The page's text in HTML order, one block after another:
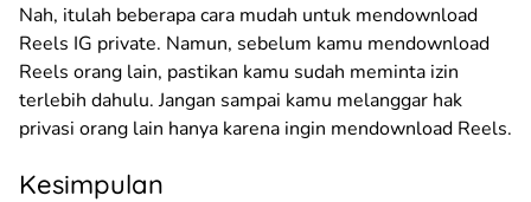
Nah, itulah beberapa cara mudah untuk mendownload
Reels IG private. Namun, sebelum kamu mendownload
Reels orang lain, pastikan kamu sudah meminta izin
terlebih dahulu. Jangan sampai kamu melanggar hak
privasi orang lain hanya karena ingin mendownload Reels.
Kesimpulan